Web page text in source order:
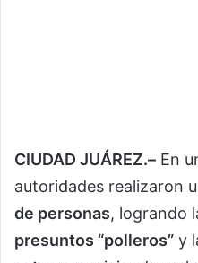
CIUDAD JUÁREZ.– En
autoridades realizaron
de personas, logrando
presuntos “polleros” y